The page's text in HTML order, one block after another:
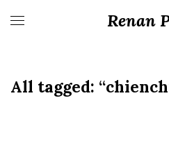
Renan
All tagged: